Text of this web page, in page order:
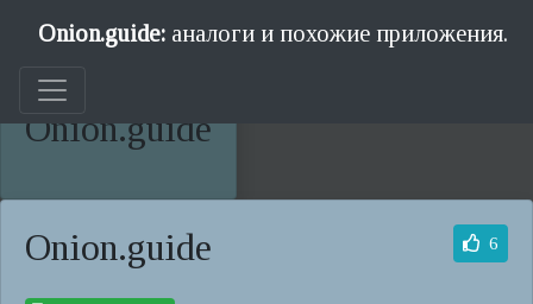
Onion.guide: аналоги и похожие приложения.
Onion.guide
Onion.guide 6